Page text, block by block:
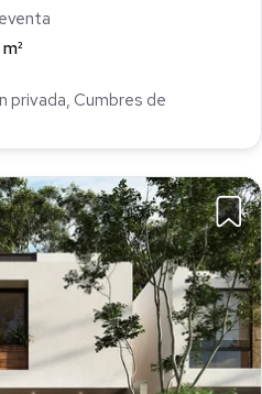
privada, Cumbres de